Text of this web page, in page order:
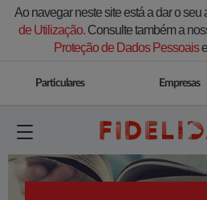
Ao navegar neste site está a dar o seu
de Utilização.Consulte também a
Proteção de Dados Pessoaise
Particulares Empresas